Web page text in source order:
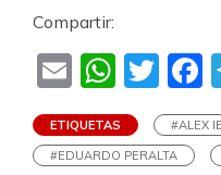
Compartir:
Email
ETIQUETAS #ALEX
#EDUARDO PERALTA